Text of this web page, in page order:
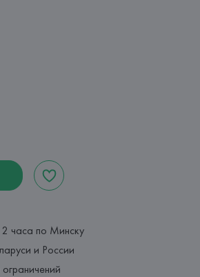
2 часа по Минску
и России